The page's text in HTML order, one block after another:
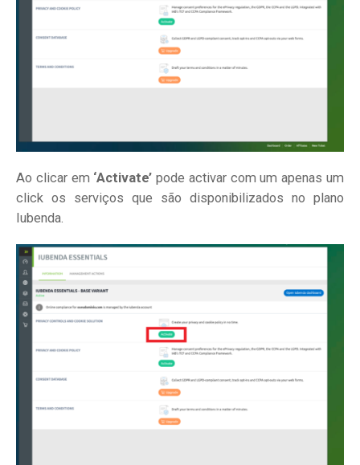
Ao clicar em ‘Activate’ pode activar com um apenas um
click os serviços que são disponibilizados no plano
Iubenda.